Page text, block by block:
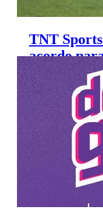
TNT
acordo
de seleções